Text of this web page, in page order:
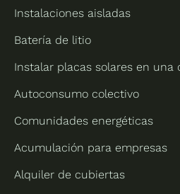
Instalaciones aisladas
Batería de litio
Instalar placas solares en
Autoconsumo colectivo
Comunidades energéticas
Acumulación para empresas
Alquiler de cubiertas